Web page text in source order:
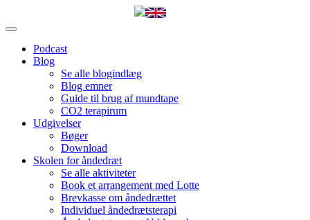
Podcast
Blog
Se alle blogindlæg
Blog emner
Guide til brug af mundtape
CO2 terapirum
Udgivelser
Bøger
Download
Skolen for åndedræt
Se alle aktiviteter
Book et arrangement med Lotte
Brevkasse om åndedrættet
Individuel åndedrætsterapi